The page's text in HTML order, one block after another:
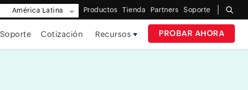
América Latina Productos Tienda Partners Soporte
PROBAR AHORA
Soporte Cotización Recursos